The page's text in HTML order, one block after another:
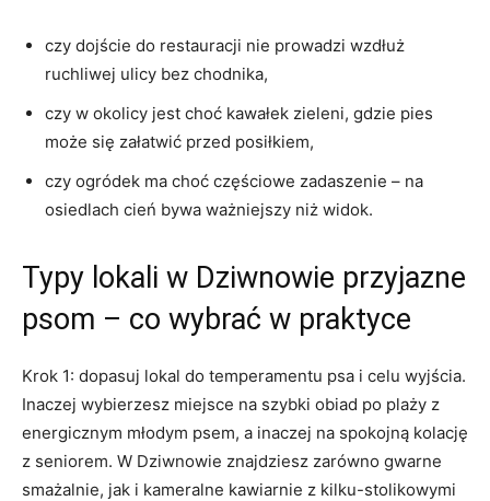
czy dojście do restauracji nie prowadzi wzdłuż
ruchliwej ulicy bez chodnika,
czy w okolicy jest choć kawałek zieleni, gdzie pies
może się załatwić przed posiłkiem,
czy ogródek ma choć częściowe zadaszenie – na
osiedlach cień bywa ważniejszy niż widok.
Typy lokali w Dziwnowie przyjazne
psom – co wybrać w praktyce
Krok 1: dopasuj lokal do temperamentu psa i celu wyjścia.
Inaczej wybierzesz miejsce na szybki obiad po plaży z
energicznym młodym psem, a inaczej na spokojną kolację
z seniorem. W Dziwnowie znajdziesz zarówno gwarne
smażalnie, jak i kameralne kawiarnie z kilku-stolikowymi